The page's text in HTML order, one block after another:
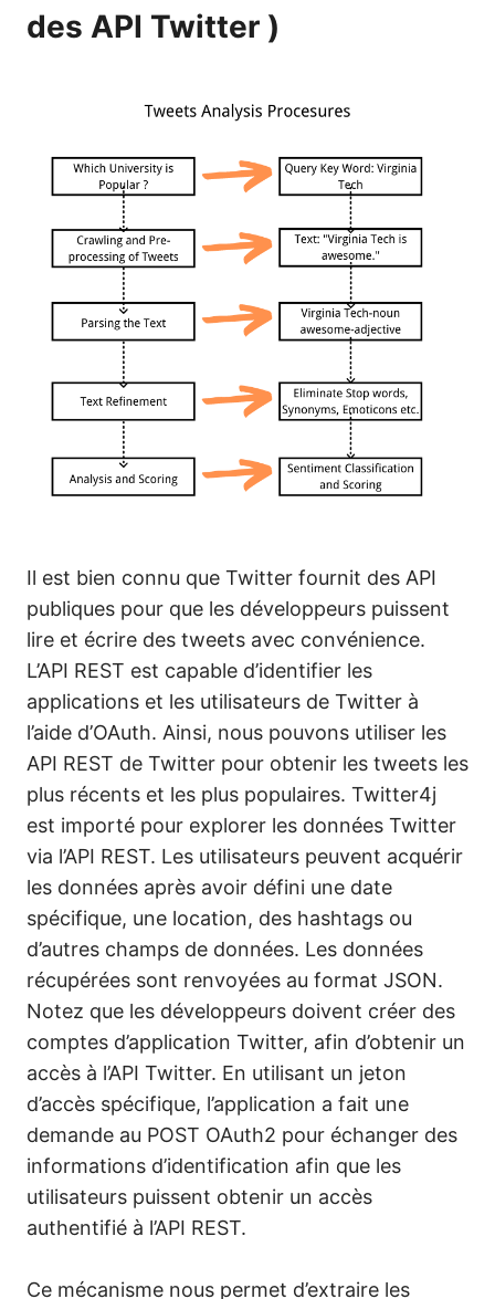
des API Twitter )
Il est bien connu que Twitter fournit des API
publiques pour que les développeurs puissent
lire et écrire des tweets avec convénience.
L’API REST est capable d’identifier les
applications et les utilisateurs de Twitter à
l’aide d’OAuth. Ainsi, nous pouvons utiliser les
API REST de Twitter pour obtenir les tweets les
plus récents et les plus populaires. Twitter4j
est importé pour explorer les données Twitter
via l’API REST. Les utilisateurs peuvent acquérir
les données après avoir défini une date
spécifique, une location, des hashtags ou
d’autres champs de données. Les données
récupérées sont renvoyées au format JSON.
Notez que les développeurs doivent créer des
comptes d’application Twitter, afin d’obtenir un
accès à l’API Twitter. En utilisant un jeton
d’accès spécifique, l’application a fait une
demande au POST OAuth2 pour échanger des
informations d’identification afin que les
utilisateurs puissent obtenir un accès
authentifié à l’API REST.
Ce mécanisme nous permet d’extraire les